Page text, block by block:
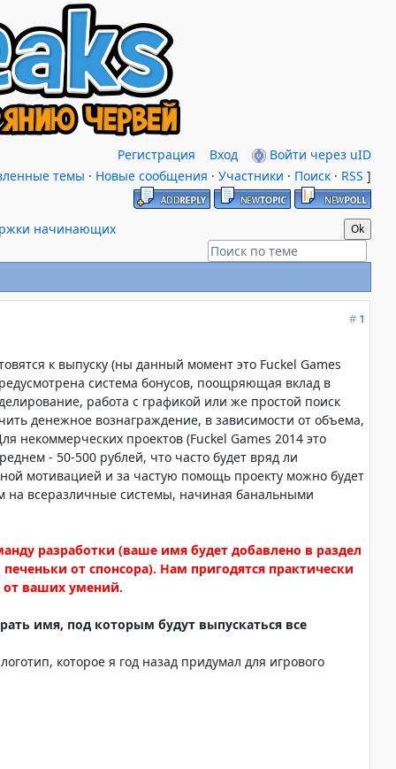
Регистрация Вход
Войти через uID
темы · Новые сообщения · Участники · Поиск · RSS ]
начинающих
# 1
к выпуску (ны данный момент это Fuckel Games
система бонусов, поощряющая вклад в
работа с графикой или же простой поиск
денежное вознаграждение, в зависимости от объема,
некоммерческих проектов (Fuckel Games 2014 это
- 50-500 рублей, что часто будет вряд ли
мотивацией и за частую помощь проекту можно будет
на всеразличные системы, начиная банальными
разработки (ваше имя будет добавлено в раздел
от спонсора). Нам пригодятся практически
от ваших умений.
имя, под которым будут выпускаться все
которое я год назад придумал для игрового